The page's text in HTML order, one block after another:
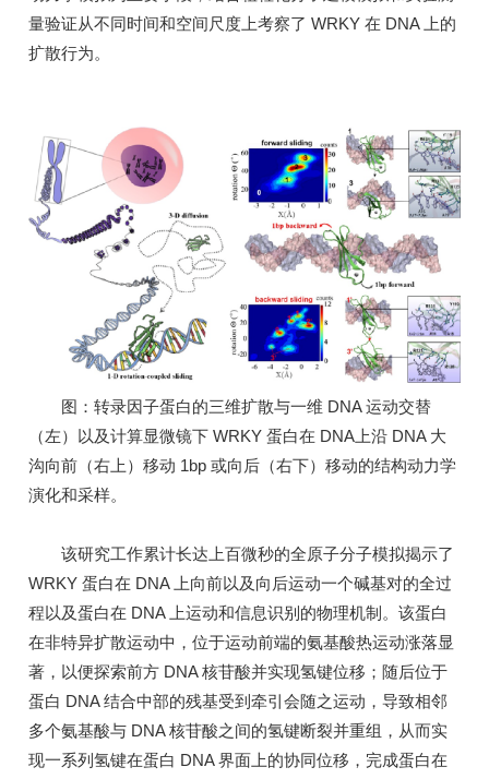
量验证从不同时间和空间尺度上考察了 WRKY 在 DNA 上的
扩散行为。
图：转录因子蛋白的三维扩散与一维 DNA 运动交替
（左）以及计算显微镜下 WRKY 蛋白在 DNA上沿 DNA 大
沟向前（右上）移动 1bp 或向后（右下）移动的结构动力学
演化和采样。
该研究工作累计长达上百微秒的全原子分子模拟揭示了
WRKY 蛋白在 DNA 上向前以及向后运动一个碱基对的全过
程以及蛋白在 DNA 上运动和信息识别的物理机制。该蛋白
在非特异扩散运动中，位于运动前端的氨基酸热运动涨落显
著，以便探索前方 DNA 核苷酸并实现氢键位移；随后位于
蛋白 DNA 结合中部的残基受到牵引会随之运动，导致相邻
多个氨基酸与 DNA 核苷酸之间的氢键断裂并重组，从而实
现一系列氢键在蛋白 DNA 界面上的协同位移，完成蛋白在